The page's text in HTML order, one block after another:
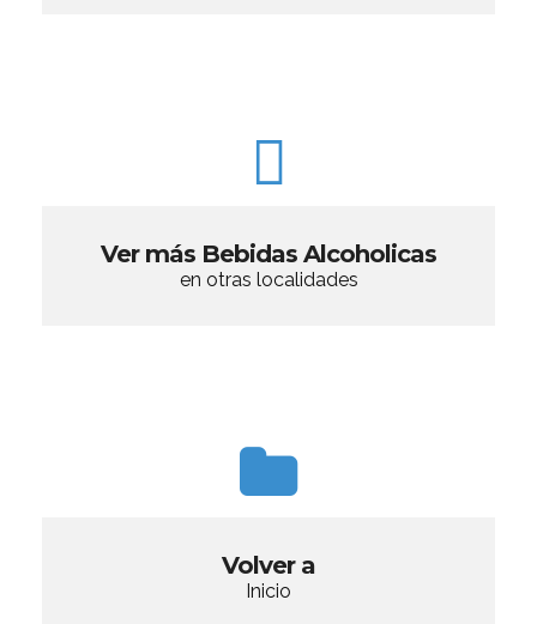
Ver más Bebidas Alcoholicas
en otras localidades
Volver a
Inicio